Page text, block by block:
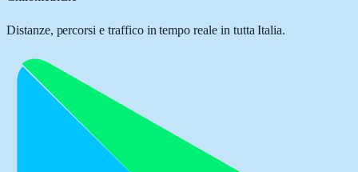
Distanze, percorsi e traffico in tempo reale in tutta Italia.